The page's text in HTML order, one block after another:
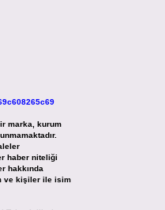
marka, kurum
haber niteliği
hakkında
ve kişiler ile isim